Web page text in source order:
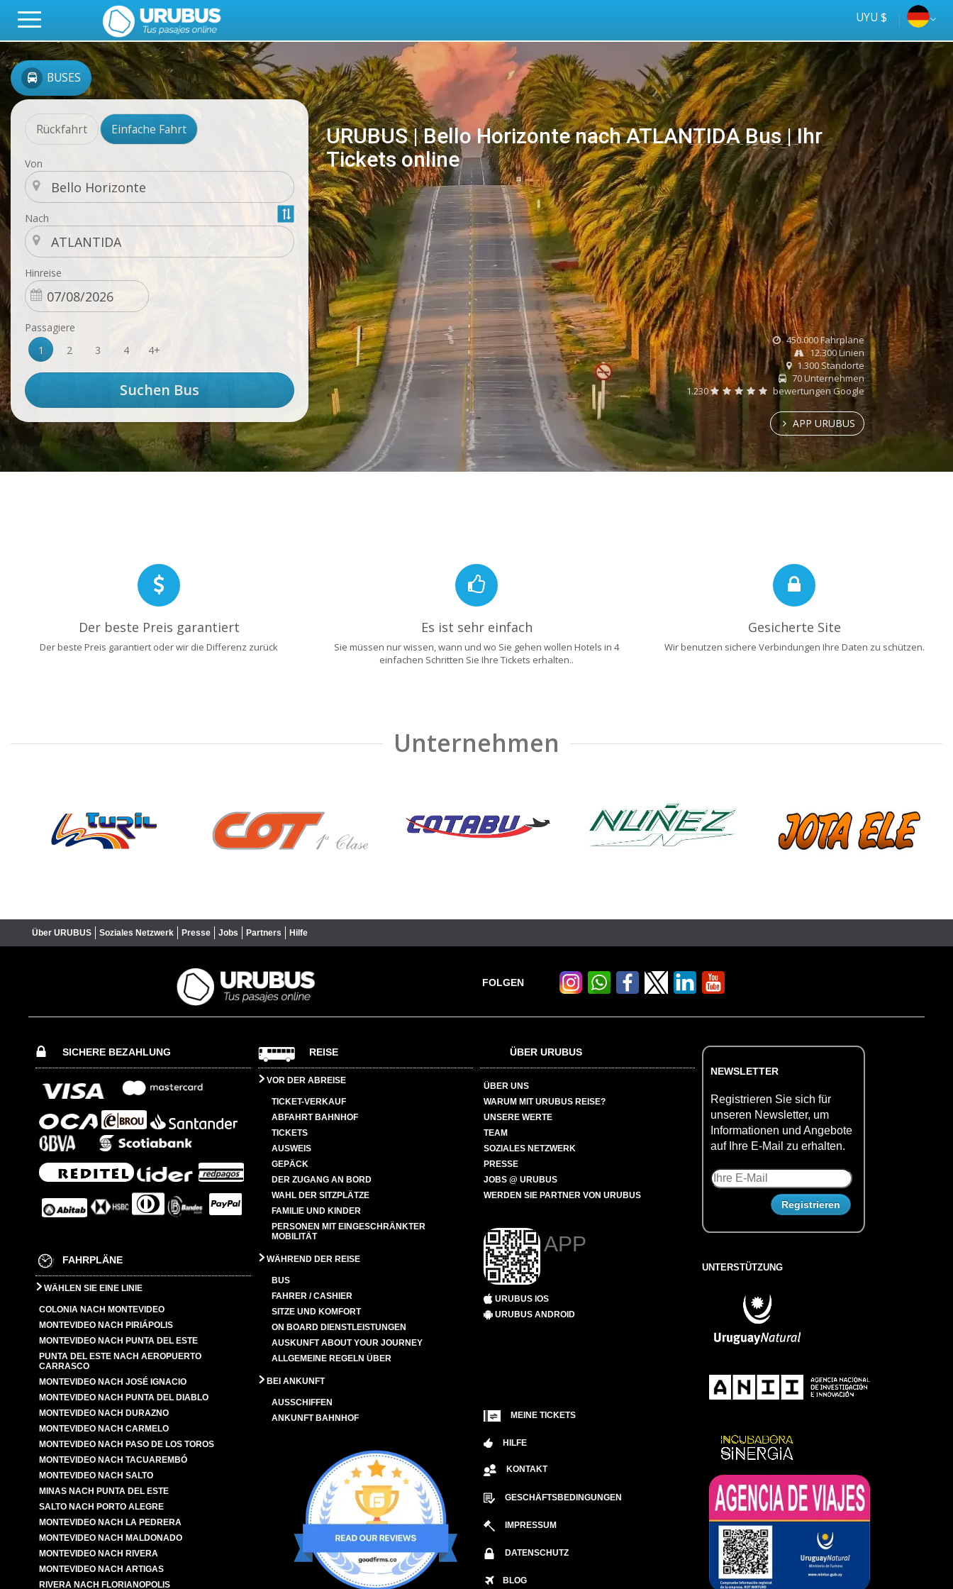
UYU $
BUSES
Rückfahrt Einfache Fahrt
Von
Nach
Hinreise
Passagiere
1
2 3 4 4+
URUBUS | Bello Horizonte nach ATLANTIDA Bus | Ihr
Tickets online
online
Tus
ómnibus
450.000 Fahrpläne
12.300 Linien
1.300 Standorte
70 Unternehmen
1.230
bewertungen Google
APP URUBUS
Der beste Preis garantiert
Der beste Preis garantiert oder wir die Differenz zurück
Es ist sehr einfach
Sie müssen nur wissen, wann und wo Sie gehen wollen Hotels in 4
einfachen Schritten Sie Ihre Tickets erhalten..
Gesicherte Site
Wir benutzen sichere Verbindungen Ihre Daten zu schützen.
Unternehmen
Über URUBUS Soziales Netzwerk Presse Jobs Partners Hilfe
FOLGEN
SICHERE BEZAHLUNG
FAHRPLÄNE
WÄHLEN SIE EINE LINIE
COLONIA NACH MONTEVIDEO
MONTEVIDEO NACH PIRIÁPOLIS
MONTEVIDEO NACH PUNTA DEL ESTE
PUNTA DEL ESTE NACH AEROPUERTO
CARRASCO
MONTEVIDEO NACH JOSÉ IGNACIO
MONTEVIDEO NACH PUNTA DEL DIABLO
MONTEVIDEO NACH DURAZNO
MONTEVIDEO NACH CARMELO
MONTEVIDEO NACH PASO DE LOS TOROS
MONTEVIDEO NACH TACUAREMBÓ
MONTEVIDEO NACH SALTO
MINAS NACH PUNTA DEL ESTE
SALTO NACH PORTO ALEGRE
MONTEVIDEO NACH LA PEDRERA
MONTEVIDEO NACH MALDONADO
MONTEVIDEO NACH RIVERA
MONTEVIDEO NACH ARTIGAS
RIVERA NACH FLORIANOPOLIS
REISE
VOR DER ABREISE
TICKET-VERKAUF
ABFAHRT BAHNHOF
TICKETS
AUSWEIS
GEPÄCK
DER ZUGANG AN BORD
WAHL DER SITZPLÄTZE
FAMILIE UND KINDER
PERSONEN MIT EINGESCHRÄNKTER
MOBILITÄT
WÄHREND DER REISE
BUS
FAHRER / CASHIER
SITZE UND KOMFORT
ON BOARD DIENSTLEISTUNGEN
AUSKUNFT ABOUT YOUR JOURNEY
ALLGEMEINE REGELN ÜBER
BEI ANKUNFT
AUSSCHIFFEN
ANKUNFT BAHNHOF
ÜBER URUBUS
ÜBER UNS
WARUM MIT URUBUS REISE?
UNSERE WERTE
TEAM
SOZIALES NETZWERK
PRESSE
JOBS @ URUBUS
WERDEN SIE PARTNER VON URUBUS
APP
URUBUS IOS
URUBUS ANDROID
MEINE TICKETS
HILFE
KONTAKT
GESCHÄFTSBEDINGUNGEN
IMPRESSUM
DATENSCHUTZ
BLOG
NEWSLETTER
Registrieren Sie sich für
unseren Newsletter, um
Informationen und Angebote
auf Ihre E-Mail zu erhalten.
UNTERSTÜTZUNG